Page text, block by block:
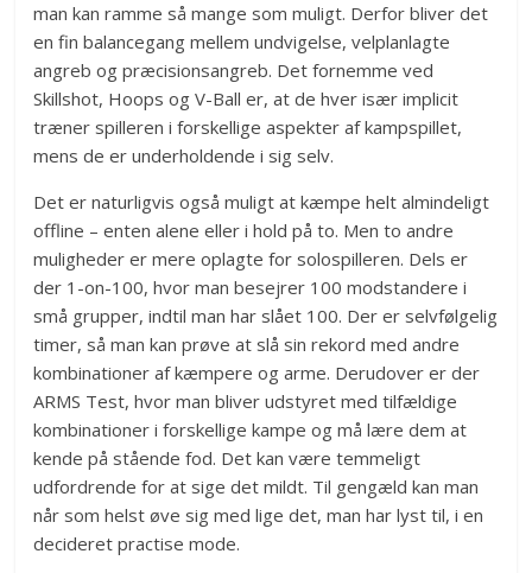
man kan ramme så mange som muligt. Derfor bliver det
en fin balancegang mellem undvigelse, velplanlagte
angreb og præcisionsangreb. Det fornemme ved
Skillshot, Hoops og V-Ball er, at de hver især implicit
træner spilleren i forskellige aspekter af kampspillet,
mens de er underholdende i sig selv.
Det er naturligvis også muligt at kæmpe helt almindeligt
offline – enten alene eller i hold på to. Men to andre
muligheder er mere oplagte for solospilleren. Dels er
der 1-on-100, hvor man besejrer 100 modstandere i
små grupper, indtil man har slået 100. Der er selvfølgelig
timer, så man kan prøve at slå sin rekord med andre
kombinationer af kæmpere og arme. Derudover er der
ARMS Test, hvor man bliver udstyret med tilfældige
kombinationer i forskellige kampe og må lære dem at
kende på stående fod. Det kan være temmeligt
udfordrende for at sige det mildt. Til gengæld kan man
når som helst øve sig med lige det, man har lyst til, i en
decideret practise mode.